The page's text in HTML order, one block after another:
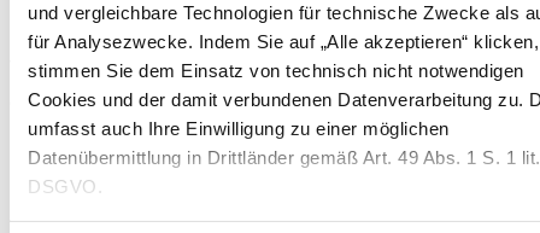
und vergleichbare Technologien für technische Zwecke als
für Analysezwecke. Indem Sie auf „Alle akzeptieren“ klicken,
stimmen Sie dem Einsatz von technisch nicht notwendigen
Cookies und der damit verbundenen Datenverarbeitung zu.
umfasst auch Ihre Einwilligung zu einer möglichen
Datenübermittlung in Drittländer gemäß Art. 49 Abs. 1 S. 1
DSGVO.
Das Recht auf Löschung besteht nicht, soweit die
Verarbeitung u.a. aus den nachstehenden Gründen weiterhin
erforderlich ist:
zur Erfüllung einer rechtlichen Verpflichtung, die die
Verarbeitung nach dem Recht der Union oder der
Mitgliedstaaten erfordert, dem wir als Verantwortliche